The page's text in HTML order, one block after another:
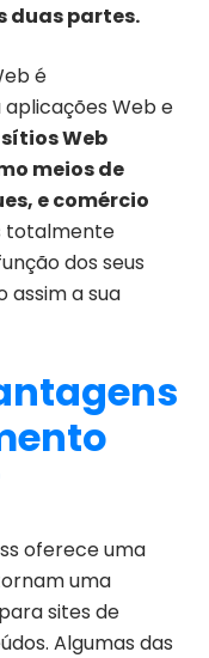
duas partes.
é
Web e
sítios Web
meios de
e comércio
totalmente
dos seus
assim a sua
oferece uma
uma
sites de
Algumas das